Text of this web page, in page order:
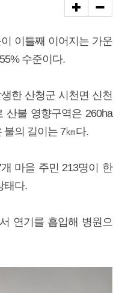
이틀째 이어지는 가운
수준이다.
한 산청군 시천면 신천
산불 영향구역은 260ha
불의 길이는 7㎞다.
마을 주민 213명이 한
태다.
연기를 흡입해 병원으